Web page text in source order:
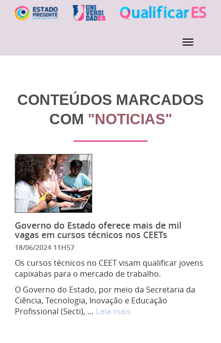
CONTEÚDOS MARCADOS
COM "NOTICIAS"
Governo do Estado oferece mais de mil
vagas em cursos técnicos nos CEETs
18/06/2024 11H57
Os cursos técnicos no CEET visam qualificar jovens
capixabas para o mercado de trabalho.
O Governo do Estado, por meio da Secretaria da
Ciência, Tecnologia, Inovação e Educação
Profissional (Secti), … Leia mais